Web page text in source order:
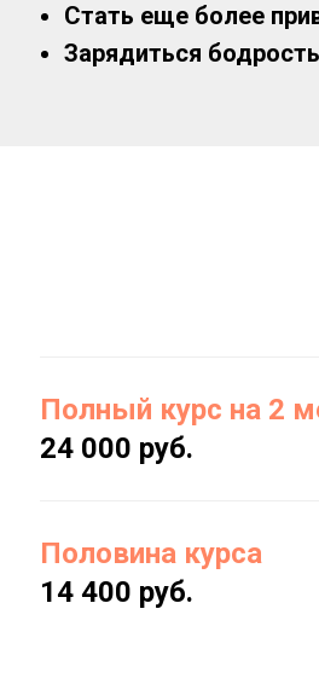
Стать еще более
Зарядиться
Полный курс на 2
24 000 руб.
Половина курса
14 400 руб.